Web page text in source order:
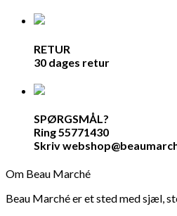
RETUR
30 dages retur
SPØRGSMÅL?
Ring 55771430
Skriv
Om Beau Marché
Beau Marché er et sted med sjæl,